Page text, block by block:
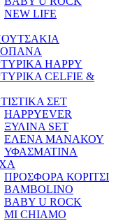
NEW LIFE
HAPPY
CELFIE &
ΣΕΤ
HAPPYEVER
ΞΥΛΙΝΑ SET
ΕΛΕΝΑ ΜΑΝΑΚΟΥ
ΥΦΑΣΜΑΤΙΝΑ
ΠΡΟΣΦΟΡΑ ΚΟΡΙΤΣΙ
BAMBOLINO
BABY U ROCK
MI CHIAMO